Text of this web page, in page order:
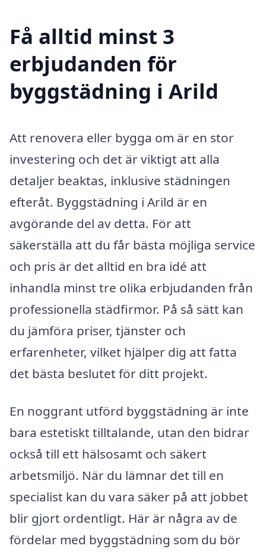
Få alltid minst 3
erbjudanden för
byggstädning i Arild
Att renovera eller bygga om är en stor
investering och det är viktigt att alla
detaljer beaktas, inklusive städningen
efteråt. Byggstädning i Arild är en
avgörande del av detta. För att
säkerställa att du får bästa möjliga service
och pris är det alltid en bra idé att
inhandla minst tre olika erbjudanden från
professionella städfirmor. På så sätt kan
du jämföra priser, tjänster och
erfarenheter, vilket hjälper dig att fatta
det bästa beslutet för ditt projekt.
En noggrant utförd byggstädning är inte
bara estetiskt tilltalande, utan den bidrar
också till ett hälsosamt och säkert
arbetsmiljö. När du lämnar det till en
specialist kan du vara säker på att jobbet
blir gjort ordentligt. Här är några av de
fördelar med byggstädning som du bör